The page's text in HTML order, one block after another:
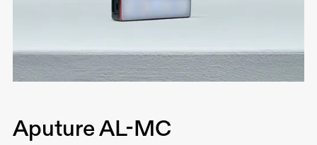
Aputure AL-MC